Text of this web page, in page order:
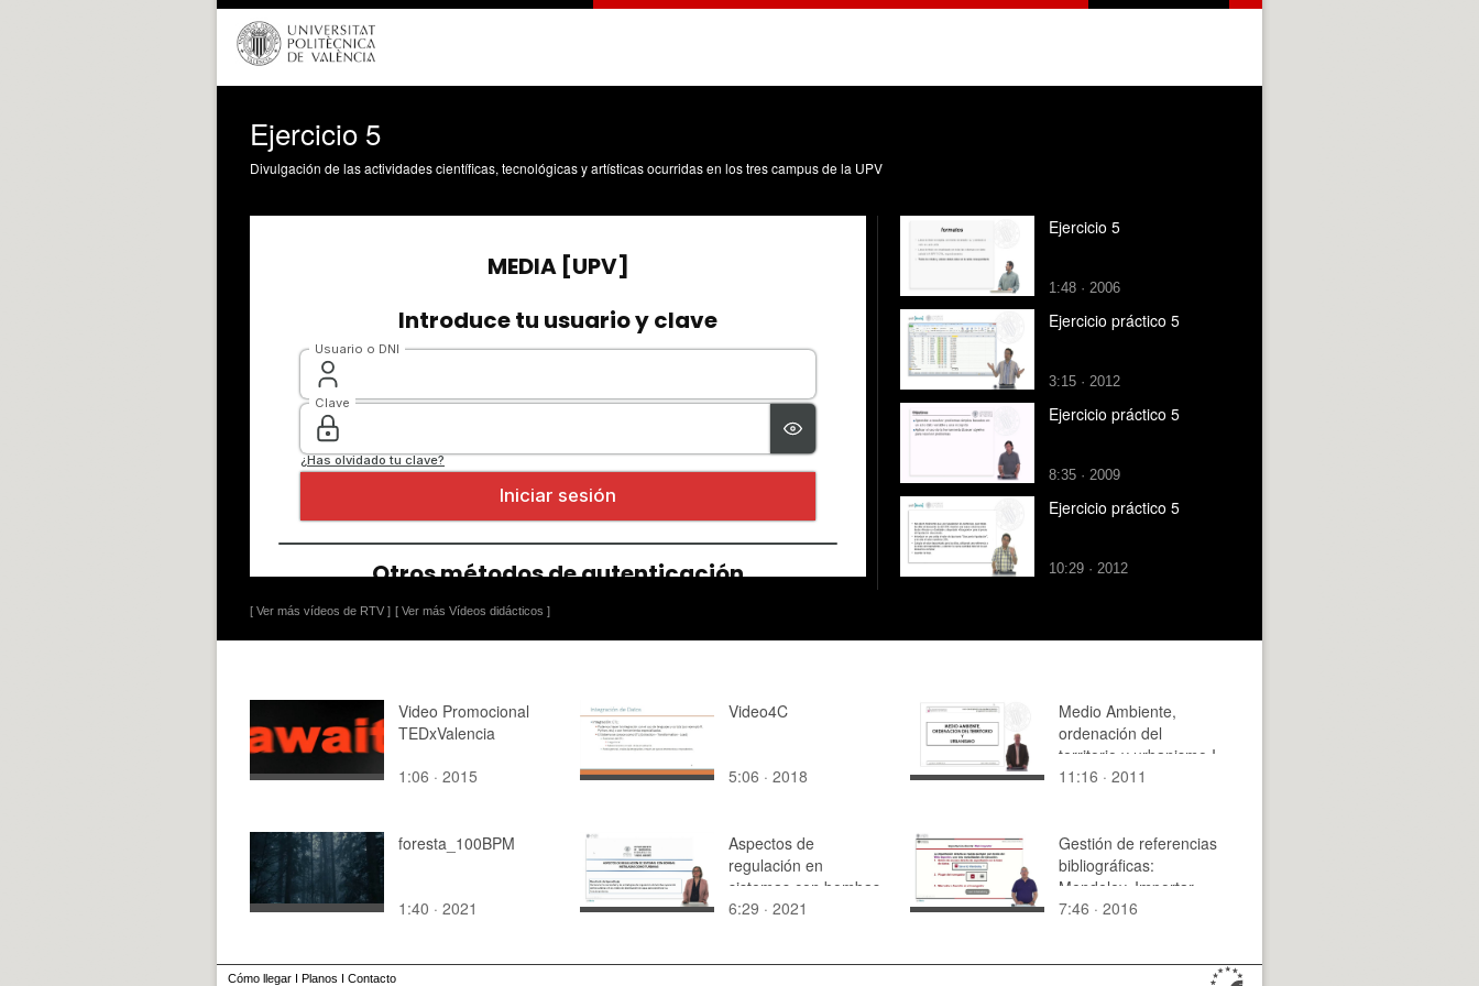
Ejercicio 5
Divulgación de las actividades científicas, tecnológicas y artísticas ocurridas en los tres campus de la UPV
[ Ver más vídeos de RTV ] [ Ver más Vídeos didácticos ]
Ejercicio 5
1:48 · 2006
Ejercicio práctico 5
3:15 · 2012
Ejercicio práctico 5
8:35 · 2009
Ejercicio práctico 5
10:29 · 2012
Video Promocional
TEDxValencia
1:06 · 2015
Video4C
5:06 · 2018
Medio Ambiente,
ordenación del
territorio y urbanismo I
11:16 · 2011
foresta_100BPM
1:40 · 2021
Aspectos de
regulación en
sistemas con bombas
instaladas como
6:29 · 2021
Gestión de referencias
bibliográficas:
Mendeley. Importar
referencias.
7:46 · 2016
Cómo llegar I Planos I Contacto